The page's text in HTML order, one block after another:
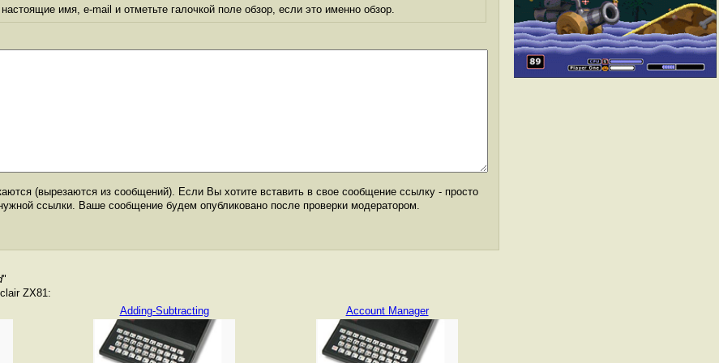
имя, e-mail и отметьте галочкой поле обзор, если это именно обзор.
(вырезаются из сообщений). Если Вы хотите вставить в свое сообщение ссылку - просто
ссылки. Ваше сообщение будем опубликовано после проверки модератором.
"
ZX81:
Adding-Subtracting Account Manager